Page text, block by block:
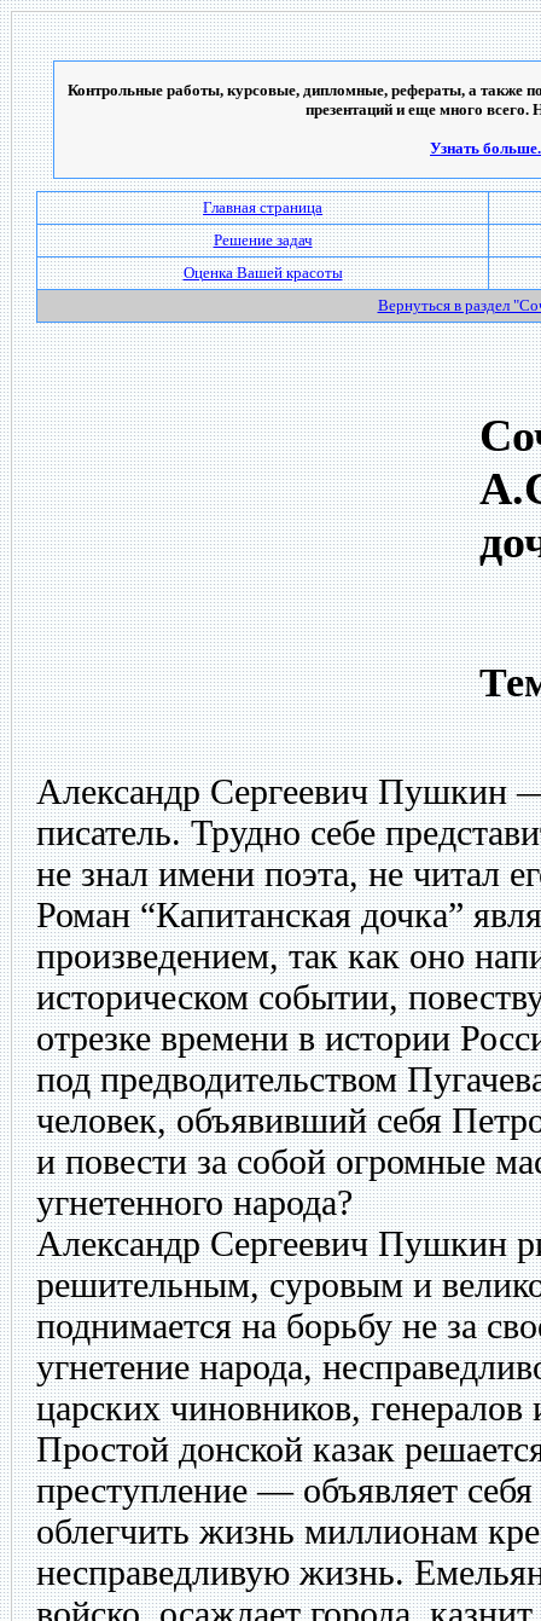
Контрольные работы, курсовые, дипломные, рефераты, а также
презентаций и еще много всего.
Узнать
Главная страница
Решение задач
Оценка Вашей красоты
Вернуться в раздел
Александр Сергеевич Пушкин
писатель. Трудно себе
не знал имени поэта, не читал
Роман “Капитанская дочка”
произведением, так как оно
историческом событии,
отрезке времени в истории
под предводительством
человек, объявивший себя
и повести за собой огромные
угнетенного народа?
Александр Сергеевич Пушкин
решительным, суровым и
поднимается на борьбу не за
угнетение народа,
царских чиновников,
Простой донской казак
преступление — объявляет
облегчить жизнь миллионам
несправедливую жизнь.
войско, осаждает города,